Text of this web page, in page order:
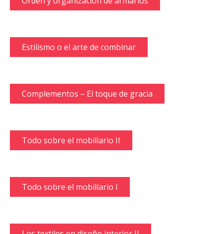
Estilismo o el arte de combinar
Complementos – El toque de gracia
Todo sobre el mobiliario II
Todo sobre el mobiliario I